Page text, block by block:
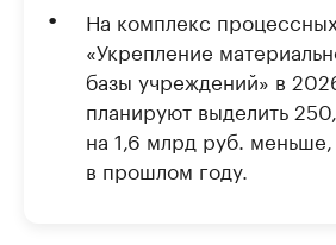
На комплекс
«Укрепление
базы учреждений» в
планируют выделить
на 1,6 млрд руб.
в прошлом году.